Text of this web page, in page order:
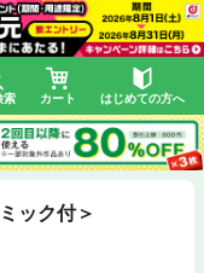
索 カート はじめての方へ
ック付＞